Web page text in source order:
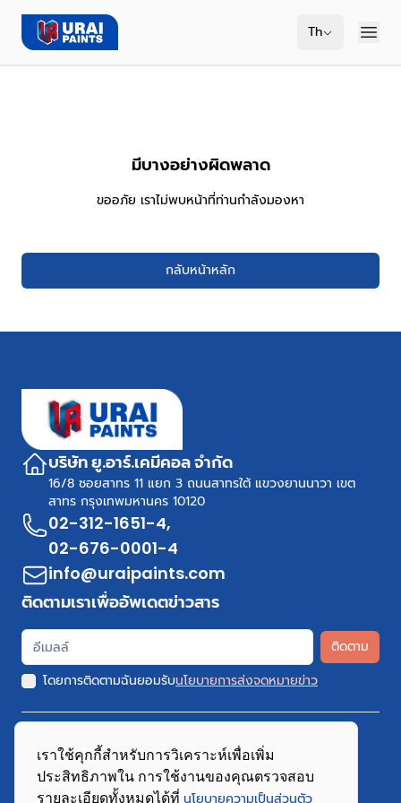
Th
มีบางอย่างผิดพลาด
ขออภัย เราไม่พบหน้าที่ท่านกำลังมองหา
กลับหน้าหลัก
บริษัท ยู.อาร์.เคมีคอล จำกัด
16/8 ซอยสาทร 11 แยก 3 ถนนสาทรใต้ แขวงยานนาวา เขต
สาทร กรุงเทพมหานคร 10120
02-312-1651-4,
02-676-0001-4
info@uraipaints.com
ติดตามเราเพื่ออัพเดตข่าวสาร
ติดตาม
โดยการติดตามฉันยอมรับนโยบายการส่งจดหมายข่าว
Copyright 2026 URAI Paints.Com All Rights Reserved
เราใช้คุกกี้สำหรับการวิเคราะห์เพื่อเพิ่ม
ประสิทธิภาพใน การใช้งานของคุณตรวจสอบ
รายละเอียดทั้งหมดได้ที่ นโยบายความเป็นส่วนตัว